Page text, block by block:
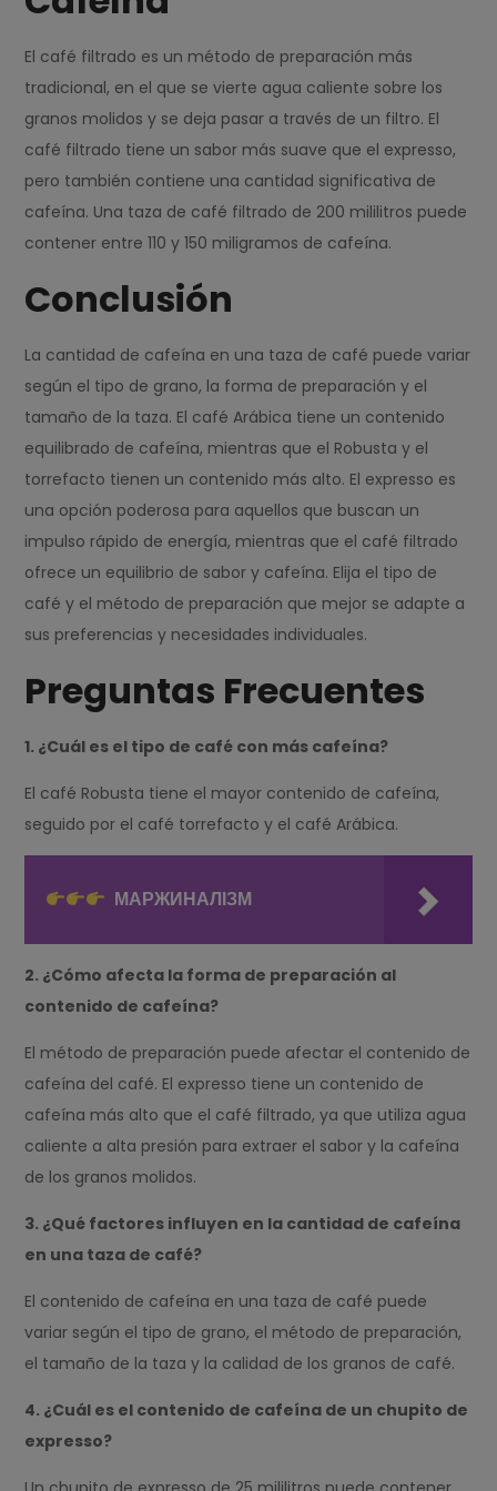
El café filtrado es un método de preparación más
tradicional, en el que se vierte agua caliente sobre los
granos molidos y se deja pasar a través de un filtro. El
café filtrado tiene un sabor más suave que el expresso,
pero también contiene una cantidad significativa de
cafeína. Una taza de café filtrado de 200 mililitros puede
contener entre 110 y 150 miligramos de cafeína.
Conclusión
La cantidad de cafeína en una taza de café puede variar
según el tipo de grano, la forma de preparación y el
tamaño de la taza. El café Arábica tiene un contenido
equilibrado de cafeína, mientras que el Robusta y el
torrefacto tienen un contenido más alto. El expresso es
una opción poderosa para aquellos que buscan un
impulso rápido de energía, mientras que el café filtrado
ofrece un equilibrio de sabor y cafeína. Elija el tipo de
café y el método de preparación que mejor se adapte a
sus preferencias y necesidades individuales.
Preguntas Frecuentes
1. ¿Cuál es el tipo de café con más cafeína?
El café Robusta tiene el mayor contenido de cafeína,
seguido por el café torrefacto y el café Arábica.
МАРЖИНАЛІЗМ
2. ¿Cómo afecta la forma de preparación al
contenido de cafeína?
El método de preparación puede afectar el contenido de
cafeína del café. El expresso tiene un contenido de
cafeína más alto que el café filtrado, ya que utiliza agua
caliente a alta presión para extraer el sabor y la cafeína
de los granos molidos.
3. ¿Qué factores influyen en la cantidad de cafeína
en una taza de café?
El contenido de cafeína en una taza de café puede
variar según el tipo de grano, el método de preparación,
el tamaño de la taza y la calidad de los granos de café.
4. ¿Cuál es el contenido de cafeína de un chupito de
expresso?